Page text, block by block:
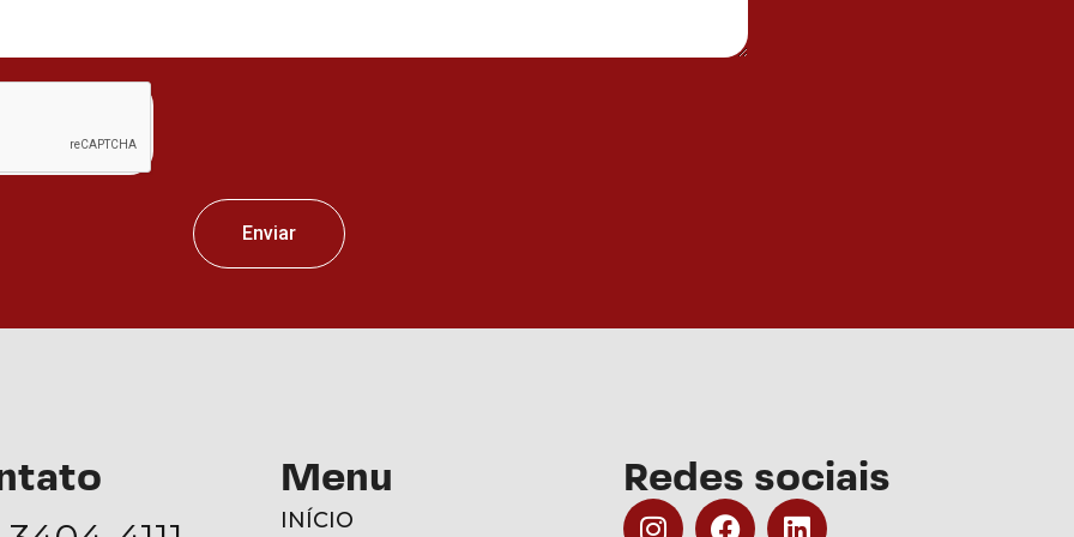
Enviar
Menu
INÍCIO
Redes sociais